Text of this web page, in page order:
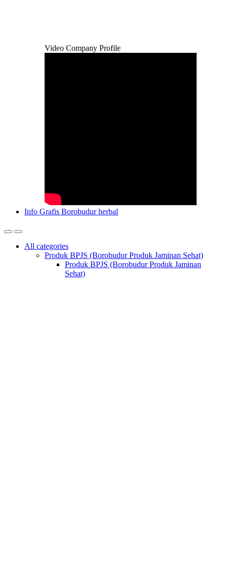
Video Company Profile
Info Grafis Borobudur herbal
All categories
Produk BPJS (Borobudur Produk Jaminan Sehat)
Produk BPJS (Borobudur Produk Jaminan
Sehat)